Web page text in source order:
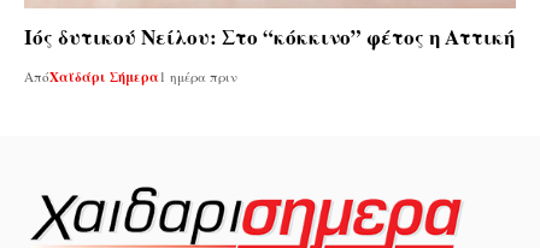
Ιός δυτικού Νείλου: Στο “κόκκινο” φέτος η Αττική
ΑπόΧαϊδάρι Σήμερα 1 ημέρα πριν